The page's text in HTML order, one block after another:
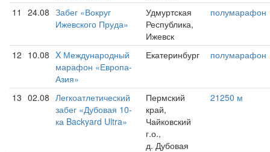
11 24.08 Забег «Вокруг
Ижевского Пруда»
Удмуртская
Республика,
Ижевск
полумарафон
12 10.08 X Международный
марафон «Европа-
Азия»
Екатеринбург полумарафон
13 02.08 Легкоатлетический
забег «Дубовая 10-
ка Backyard Ultra»
Пермский
край,
Чайковский
г.о.,
д. Дубовая
21250 м